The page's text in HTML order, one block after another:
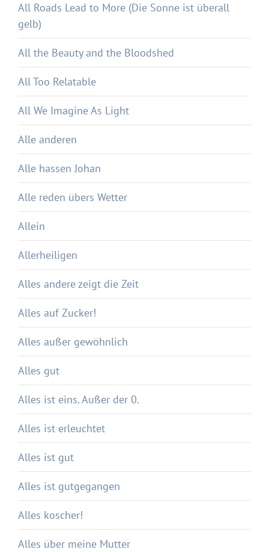
All Roads Lead to More (Die Sonne ist überall
gelb)
All the Beauty and the Bloodshed
All Too Relatable
All We Imagine As Light
Alle anderen
Alle hassen Johan
Alle reden übers Wetter
Allein
Allerheiligen
Alles andere zeigt die Zeit
Alles auf Zucker!
Alles außer gewöhnlich
Alles gut
Alles ist eins. Außer der 0.
Alles ist erleuchtet
Alles ist gut
Alles ist gutgegangen
Alles koscher!
Alles über meine Mutter